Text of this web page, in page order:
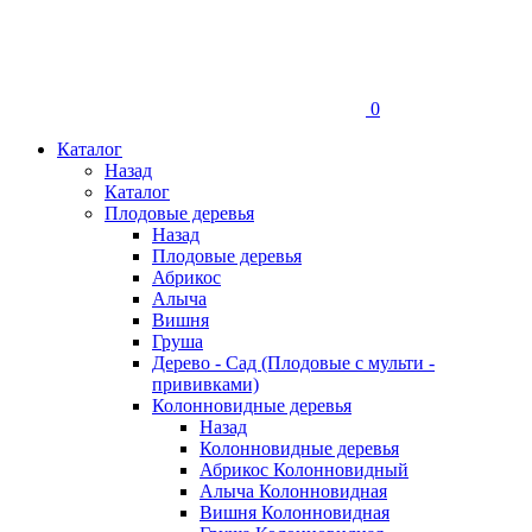
0
Каталог
Назад
Каталог
Плодовые деревья
Назад
Плодовые деревья
Абрикос
Алыча
Вишня
Груша
Дерево - Сад (Плодовые с мульти -
прививками)
Колонновидные деревья
Назад
Колонновидные деревья
Абрикос Колонновидный
Алыча Колонновидная
Вишня Колонновидная